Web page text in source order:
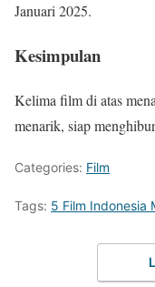
Januari 2025.
Kesimpulan
Kelima film di atas
menarik, siap
Categories: Film
Tags: 5 Film Indonesia